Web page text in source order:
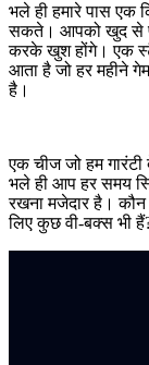
भले ही हमारे पास एक
सकते। आपको खुद से
करके खुश होंगे। एक
आता है जो हर महीने
है।
एक चीज जो हम
भले ही आप हर समय
रखना मजेदार है।
लिए कुछ वी-बक्स भी